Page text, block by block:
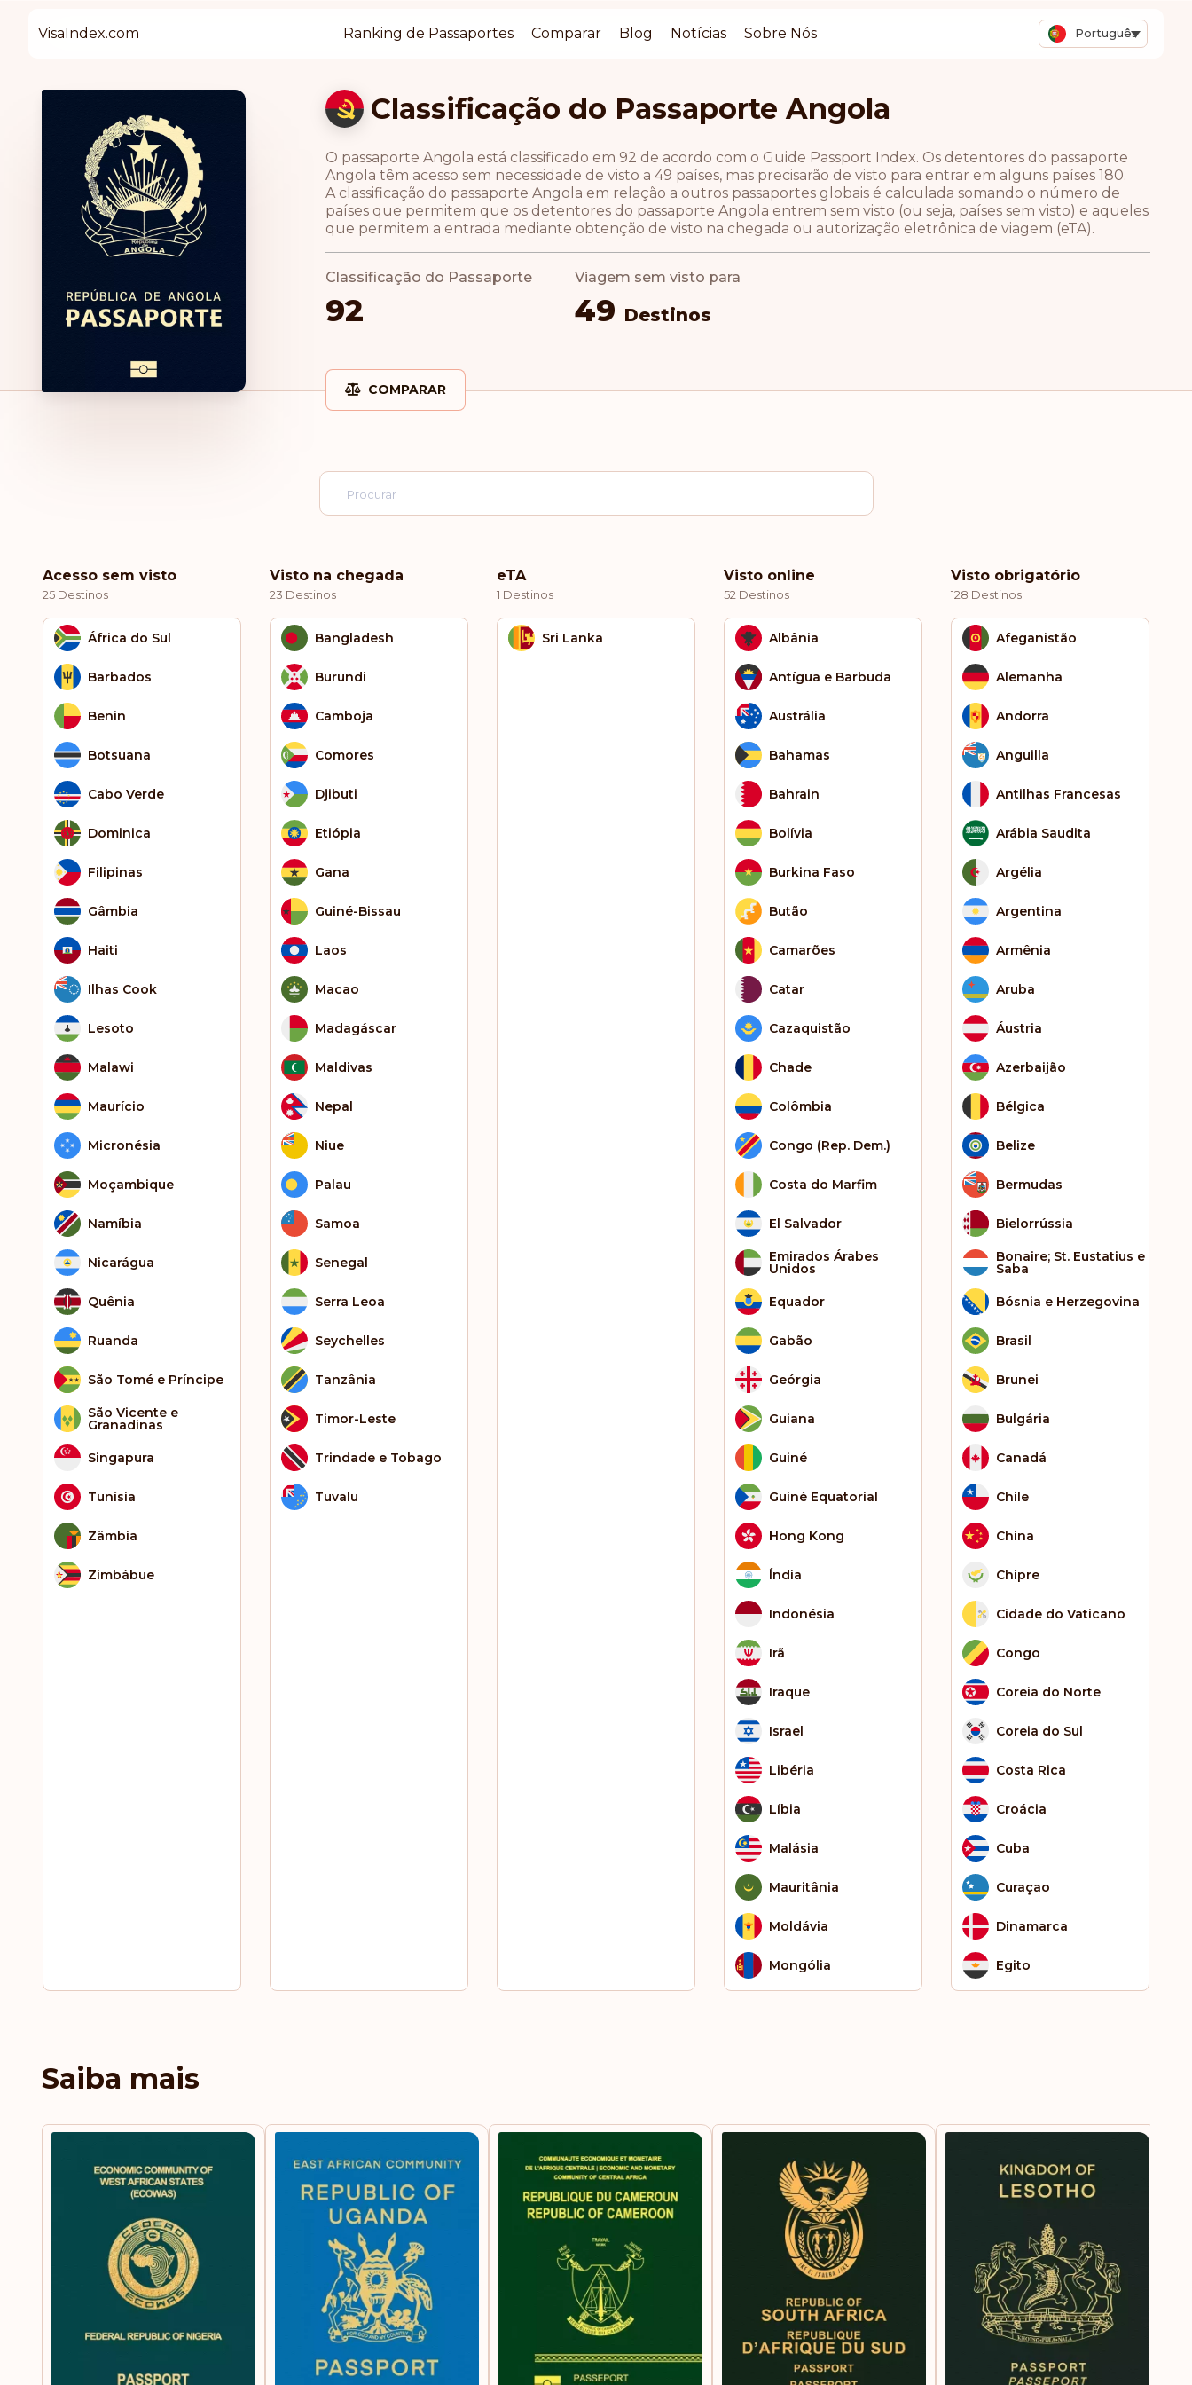
VisaIndex.com Português
Ranking de Passaportes Comparar Blog Notícias Sobre Nós
Classificação do Passaporte Angola
O passaporte Angola está classificado em 92 de acordo com o Guide Passport Index. Os detentores do passaporte
Angola têm acesso sem necessidade de visto a 49 países, mas precisarão de visto para entrar em alguns países 180.
A classificação do passaporte Angola em relação a outros passaportes globais é calculada somando o número de
países que permitem que os detentores do passaporte Angola entrem sem visto (ou seja, países sem visto) e aqueles
que permitem a entrada mediante obtenção de visto na chegada ou autorização eletrônica de viagem (eTA).
Classificação do Passaporte
92
Viagem sem visto para
49 Destinos
COMPARAR
Acesso sem visto
25 Destinos
África do Sul
Barbados
Benin
Botsuana
Cabo Verde
Dominica
Filipinas
Gâmbia
Haiti
Ilhas Cook
Lesoto
Malawi
Maurício
Micronésia
Moçambique
Namíbia
Nicarágua
Quênia
Ruanda
São Tomé e Príncipe
São Vicente e
Granadinas
Singapura
Tunísia
Zâmbia
Zimbábue
Visto na chegada
23 Destinos
Bangladesh
Burundi
Camboja
Comores
Djibuti
Etiópia
Gana
Guiné-Bissau
Laos
Macao
Madagáscar
Maldivas
Nepal
Niue
Palau
Samoa
Senegal
Serra Leoa
Seychelles
Tanzânia
Timor-Leste
Trindade e Tobago
Tuvalu
eTA
1 Destinos
Sri Lanka
Visto online
52 Destinos
Albânia
Antígua e Barbuda
Austrália
Bahamas
Bahrain
Bolívia
Burkina Faso
Butão
Camarões
Catar
Cazaquistão
Chade
Colômbia
Congo (Rep. Dem.)
Costa do Marfim
El Salvador
Emirados Árabes
Unidos
Equador
Gabão
Geórgia
Guiana
Guiné
Guiné Equatorial
Hong Kong
Índia
Indonésia
Irã
Iraque
Israel
Libéria
Líbia
Malásia
Mauritânia
Moldávia
Mongólia
Quirguistão
Santa Helena
São Cristóvão e Nevis
Síria
Somália
Sudão do Sul
Suriname
Visto obrigatório
128 Destinos
Afeganistão
Alemanha
Andorra
Anguilla
Antilhas Francesas
Arábia Saudita
Argélia
Argentina
Armênia
Aruba
Áustria
Azerbaijão
Bélgica
Belize
Bermudas
Bielorrússia
Bonaire; St. Eustatius e
Saba
Bósnia e Herzegovina
Brasil
Brunei
Bulgária
Canadá
Chile
China
Chipre
Cidade do Vaticano
Congo
Coreia do Norte
Coreia do Sul
Costa Rica
Croácia
Cuba
Curaçao
Dinamarca
Egito
Espanha
Essuatíni
Estados Unidos da
Estônia
Federação Russa
Fiji
Saiba mais